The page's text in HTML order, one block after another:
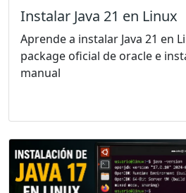
Instalar Java 21 en Linux
Aprende a instalar Java 21 en
package oficial de oracle e
manual